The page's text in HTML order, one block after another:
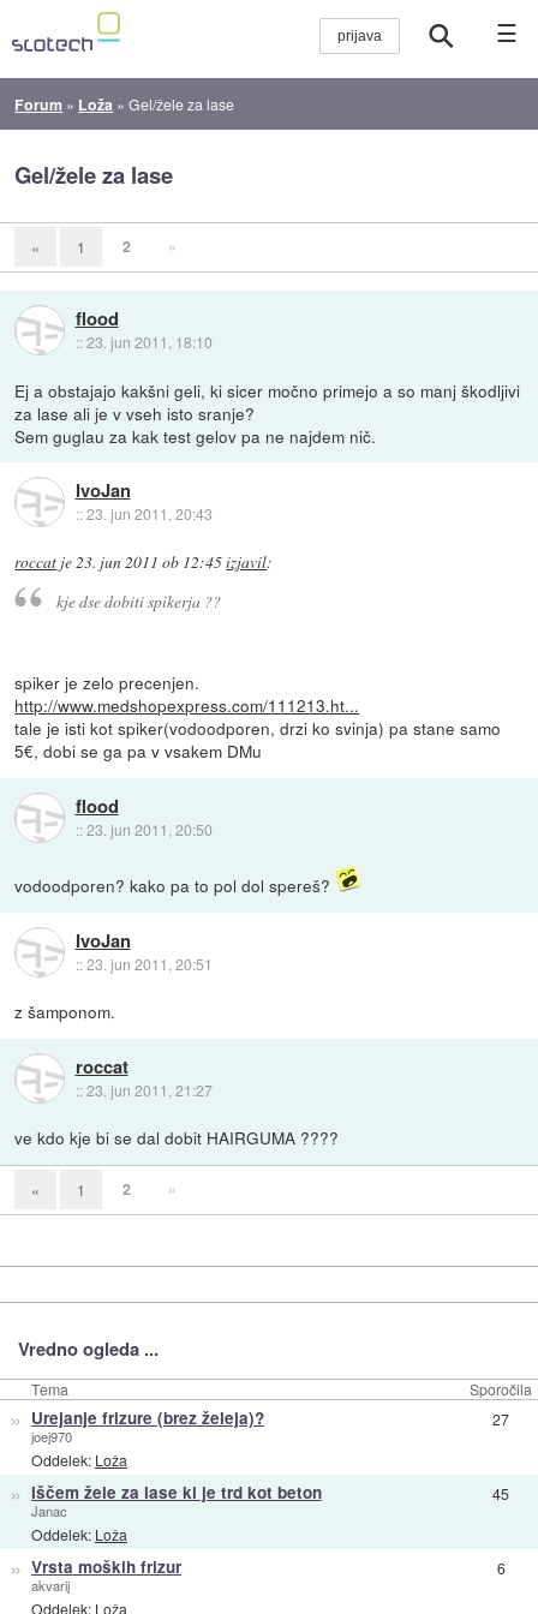
☰
Forum » Loža »Gel/žele za lase
Gel/žele za lase
« 1 2 »
flood
::23. jun 2011, 18:10
Ej a obstajajo kakšni geli, ki sicer močno primejo a so manj škodljivi
za lase ali je v vseh isto sranje?
Sem guglau za kak test gelov pa ne najdem nič.
IvoJan
::23. jun 2011, 20:43
roccat je23. jun 2011 ob 12:45izjavil:
kje dse dobiti spikerja ??
spiker je zelo precenjen.
http://www.medshopexpress.com/111213.ht...
tale je isti kot spiker(vodoodporen, drzi ko svinja) pa stane samo
5€, dobi se ga pa v vsakem DMu
flood
::23. jun 2011, 20:50
vodoodporen? kako pa to pol dol spereš?
IvoJan
::23. jun 2011, 20:51
z šamponom.
roccat
::23. jun 2011, 21:27
ve kdo kje bi se dal dobit HAIRGUMA ????
« 1 2 »
Vredno ogleda ...
Tema Sporočila
» Urejanje frizure (brez želeja)?
joej970
Oddelek: Loža
27
» Iščem žele za lase ki je trd kot beton
Janac
Oddelek: Loža
45
» Vrsta moških frizur
akvarij
Oddelek: Loža
6